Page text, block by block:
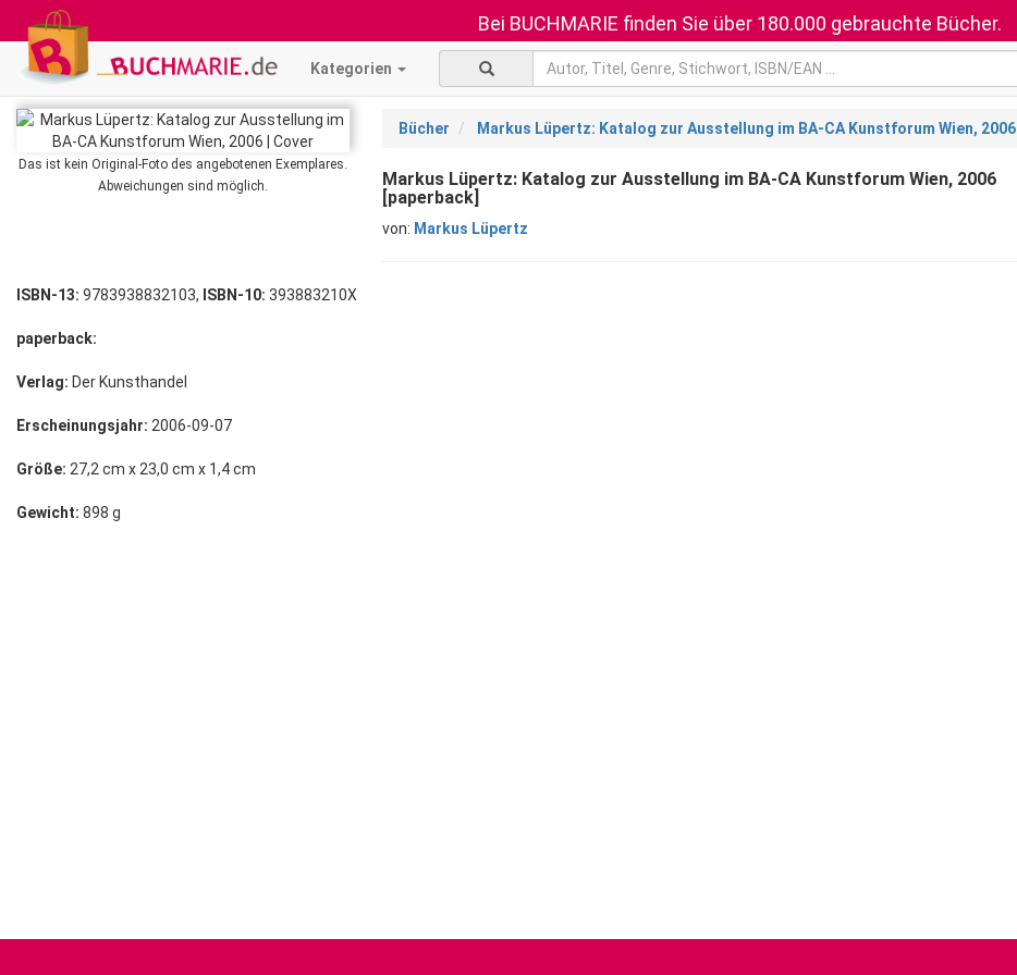
Bei BUCHMARIE finden Sie über 180.000 gebrauchte Bücher.
Kategorien
Das ist kein Original-Foto des angebotenen Exemplares.
Abweichungen sind möglich.
Bücher Markus Lüpertz: Katalog zur Ausstellung im BA-CA Kunstforum Wien, 2006
Markus Lüpertz: Katalog zur Ausstellung im BA-CA Kunstforum Wien, 2006
[paperback]
von: Markus Lüpertz
ISBN-13: 9783938832103, ISBN-10: 393883210X
paperback:
Verlag: Der Kunsthandel
Erscheinungsjahr: 2006-09-07
Größe: 27,2 cm x 23,0 cm x 1,4 cm
Gewicht: 898 g